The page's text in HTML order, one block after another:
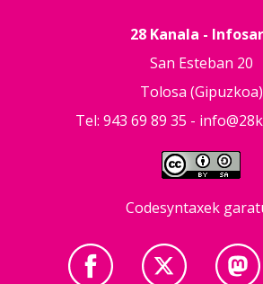
28 Kanala -
San Esteban 20
Tolosa (Gipuzkoa)
Tel: 943 69 89 35 -
Codesyntaxek